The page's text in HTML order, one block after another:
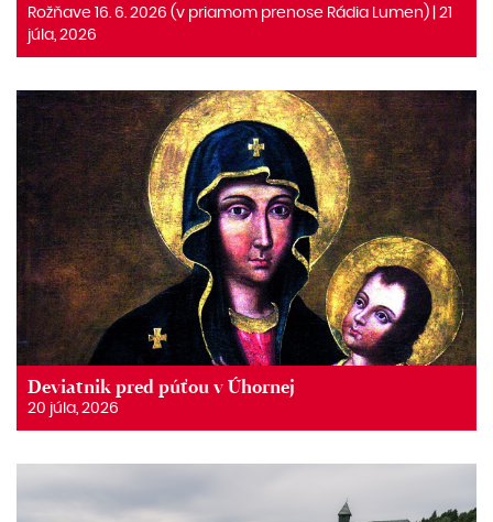
Rožňave 16. 6. 2026 (v priamom prenose Rádia Lumen) | 21
júla, 2026
Deviatnik pred púťou v Úhornej
20 júla, 2026